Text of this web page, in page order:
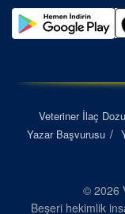
Veteriner İlaç
Yazar Başvurusu
© 2026
Beşeri hekimlik